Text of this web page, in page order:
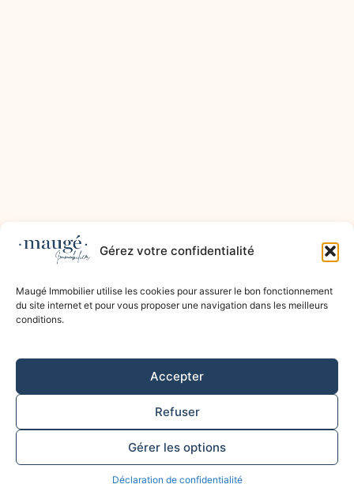
Gérez votre confidentialité
Maugé Immobilier utilise les cookies pour assurer le bon fonctionnement
du site internet et pour vous proposer une navigation dans les meilleurs
conditions.
Accepter
Refuser
Gérer les options
Déclaration de confidentialité